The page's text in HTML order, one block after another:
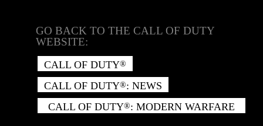
GO BACK TO THE CALL OF DUTY
WEBSITE:
CALL OF DUTY®
CALL OF DUTY®: NEWS
CALL OF DUTY®: MODERN WARFARE